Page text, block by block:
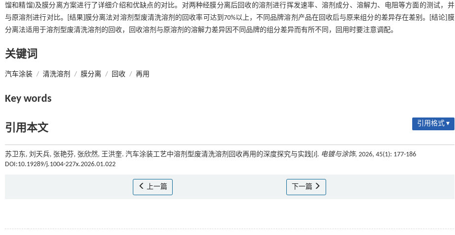
馏和精馏)及膜分离方案进行了详细介绍和优缺点的对比。对两种经膜分离后回收的溶剂进行挥发速率、溶剂成分、溶解力、电阻等方面的测试，并
与原溶剂进行对比。[结果]膜分离法对溶剂型废清洗溶剂的回收率可达到70%以上，不同品牌溶剂产品在回收后与原来组分的差异存在差别。[结论]膜
分离法适用于溶剂型废清洗溶剂的回收，回收溶剂与原溶剂的溶解力差异因不同品牌的组分差异而有所不同，回用时要注意调配。
关键词
汽车涂装 / 清洗溶剂 / 膜分离 / 回收 / 再用
Key words
引用本文 引用格式 ▾
苏卫东, 刘天兵, 张艳芬, 张欣然, 王洪奎. 汽车涂装工艺中溶剂型废清洗溶剂回收再用的深度探究与实践[J]. 电镀与涂饰, 2026, 45(1): 177-186
DOI:10.19289/j.1004-227x.2026.01.022
上一篇 下一篇